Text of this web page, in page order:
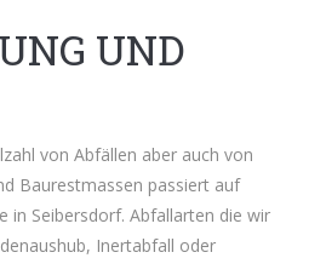
UND
von Abfällen aber auch von
Baurestmassen passiert auf
in Seibersdorf. Abfallarten die wir
Inertabfall oder